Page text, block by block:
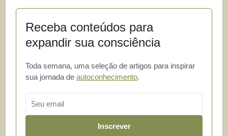
Receba conteúdos para
expandir sua consciência
Toda semana, uma seleção de artigos para inspirar
sua jornada deautoconhecimento.
Inscrever